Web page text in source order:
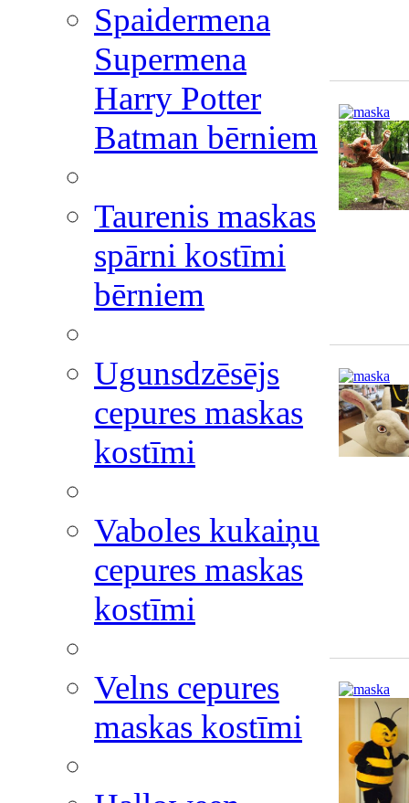
Spaidermena
Supermena
Harry Potter
Batman bērniem
Taurenis maskas
spārni kostīmi
bērniem
Ugunsdzēsējs
cepures maskas
kostīmi
Vaboles kukaiņu
cepures maskas
kostīmi
Velns cepures
maskas kostīmi